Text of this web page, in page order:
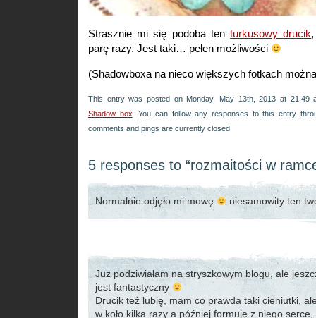
Strasznie mi się podoba tenturkusowy drucik
parę razy. Jest taki… pełen możliwości
(Shadowboxa na nieco większych fotkach
This entry was posted on Monday, May 13th, 2013 at 21:49
Shadow box . You can follow any responses to this entry
comments and pings are currently closed.
5 responses to “rozmaitości w
Normalnie odjęło mi mowę niesamowity ten
Juz podziwiałam na stryszkowym blogu, ale
jest fantastyczny
Drucik też lubię, mam co prawda taki cieniutki,
w koło kilka razy a później formuję z niego